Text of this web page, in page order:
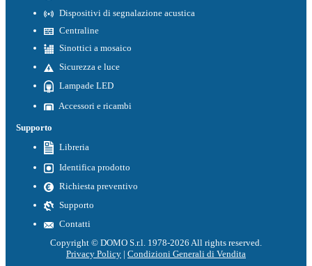
Dispositivi di segnalazione acustica
Centraline
Sinottici a mosaico
Sicurezza e luce
Lampade LED
Accessori e ricambi
Supporto
Libreria
Identifica prodotto
Richiesta preventivo
Supporto
Contatti
Copyright © DOMO S.r.l. 1978-2026 All rights reserved.
Privacy Policy | Condizioni Generali di Vendita